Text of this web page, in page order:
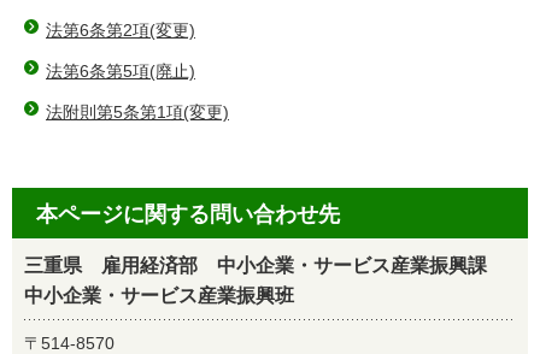
法第6条第2項(変更)
法第6条第5項(廃止)
法附則第5条第1項(変更)
本ページに関する問い合わせ先
三重県 雇用経済部 中小企業・サービス産業振興課
中小企業・サービス産業振興班
〒514-8570